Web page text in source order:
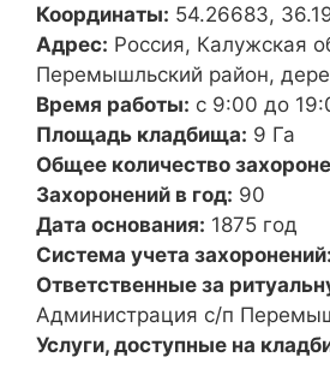
Координаты: 54.26683,
Адрес: Россия, Калужская
Перемышльский район,
Время работы: с 9:00 до
Площадь кладбища: 9 Га
Общее количество
Захоронений в год: 90
Дата основания: 1875 год
Система учета захоронений:
Ответственные за
Администрация с/п
Услуги, доступные на